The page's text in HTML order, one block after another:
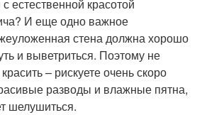
естественной красотой
И еще одно важное
стена должна хорошо
и выветриться. Поэтому не
– рискуете очень скоро
разводы и влажные пятна,
шелушиться.